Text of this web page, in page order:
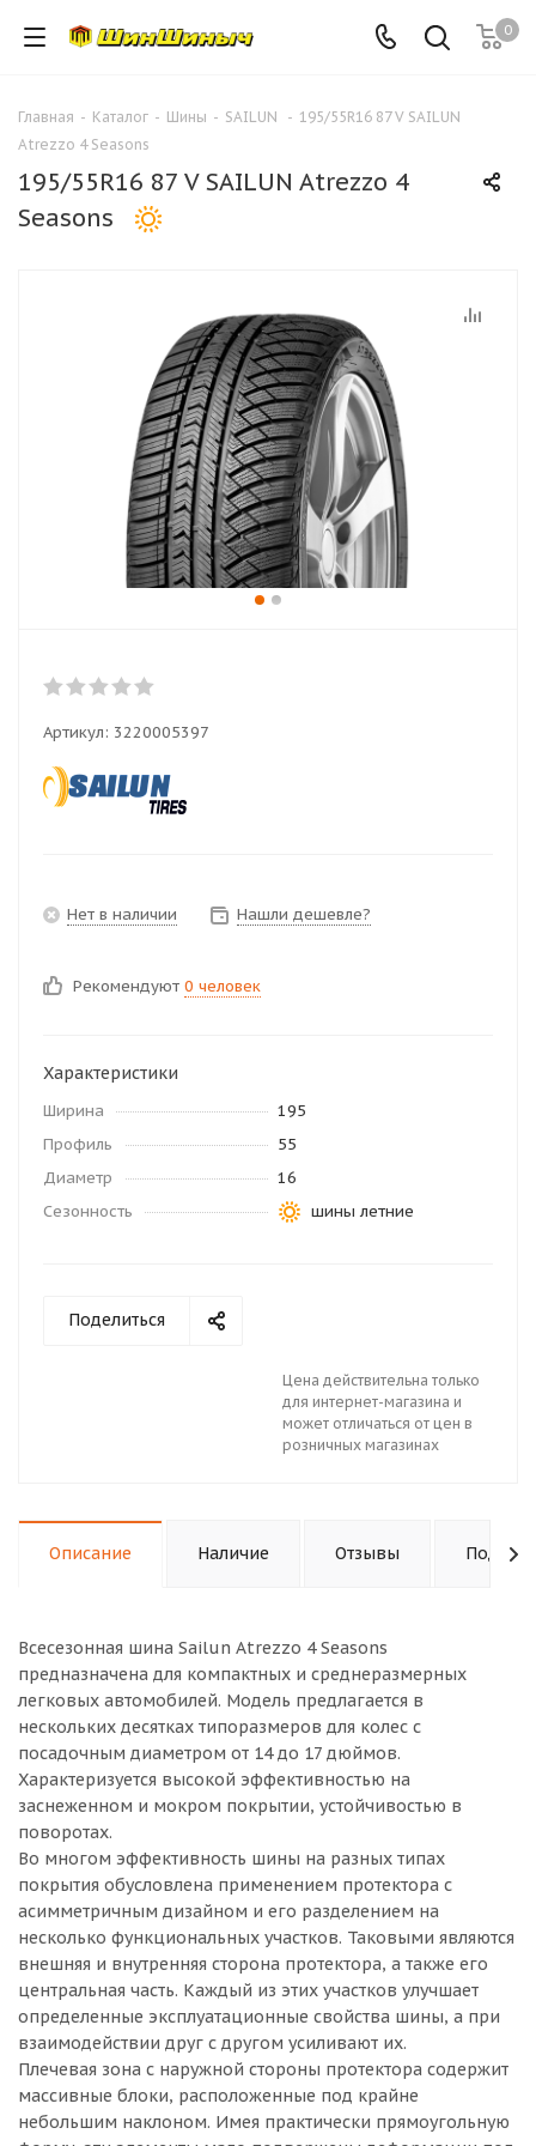
0
Главная - Каталог - Шины - SAILUN - 195/55R16 87 V SAILUN
Atrezzo 4 Seasons
195/55R16 87 V SAILUN Atrezzo 4
Seasons
Артикул: 3220005397
Нет в наличии Нашли дешевле?
Рекомендуют 0 человек
Характеристики
Ширина
195
Профиль
55
Диаметр
16
Сезонность
шины летние
Поделиться
Цена действительна только
для интернет-магазина и
может отличаться от цен в
розничных магазинах
Описание Наличие Отзывы
Всесезонная шина Sailun Atrezzo 4 Seasons
предназначена для компактных и среднеразмерных
легковых автомобилей. Модель предлагается в
нескольких десятках типоразмеров для колес с
посадочным диаметром от 14 до 17 дюймов.
Характеризуется высокой эффективностью на
заснеженном и мокром покрытии, устойчивостью в
поворотах.
Во многом эффективность шины на разных типах
покрытия обусловлена применением протектора с
асимметричным дизайном и его разделением на
несколько функциональных участков. Таковыми являются
внешняя и внутренняя сторона протектора, а также его
центральная часть. Каждый из этих участков улучшает
определенные эксплуатационные свойства шины, а при
взаимодействии друг с другом усиливают их.
Плечевая зона с наружной стороны протектора содержит
массивные блоки, расположенные под крайне
небольшим наклоном. Имея практически прямоугольную